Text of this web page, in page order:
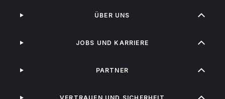
ÜBER UNS
JOBS UND KARRIERE
PARTNER